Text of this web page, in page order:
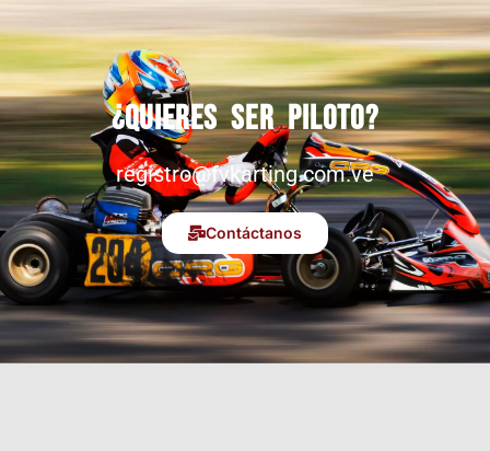
¿Quieres ser piloto?
registro@fvkarting.com.ve
Contáctanos